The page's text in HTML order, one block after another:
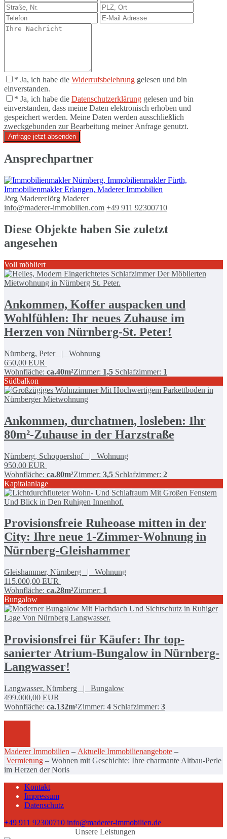
* Ja, ich habe die Widerrufsbelehrung gelesen und bin
einverstanden.
* Ja, ich habe die Datenschutzerklärung gelesen und bin
einverstanden, dass meine Daten elektronisch erhoben und
gespeichert werden. Meine Daten werden ausschließlich
zweckgebunden zur Bearbeitung meiner Anfrage genutzt.
Anfrage jetzt absenden
Ansprechpartner
Jörg MadererJörg Maderer
info@maderer-immobilien.com +49 911 92300710
Diese Objekte haben Sie zuletzt
angesehen
Voll möbliert
Ankommen, Koffer auspacken und
Wohlfühlen: Ihr neues Zuhause im
Herzen von Nürnberg-St. Peter!
Nürnberg, Peter | Wohnung
650,00 EUR
Wohnfläche: ca.40m²Zimmer: 1,5 Schlafzimmer: 1
Südbalkon
Ankommen, durchatmen, losleben: Ihr
80m²-Zuhause in der Harzstraße
Nürnberg, Schoppershof | Wohnung
950,00 EUR
Wohnfläche: ca.80m²Zimmer: 3,5 Schlafzimmer: 2
Kapitalanlage
Provisionsfreie Ruheoase mitten in der
City: Ihre neue 1-Zimmer-Wohnung in
Nürnberg-Gleishammer
Gleishammer, Nürnberg | Wohnung
115.000,00 EUR
Wohnfläche: ca.28m²Zimmer: 1
Bungalow
Provisionsfrei für Käufer: Ihr top-
sanierter Atrium-Bungalow in Nürnberg-
Langwasser!
Langwasser, Nürnberg | Bungalow
499.000,00 EUR
Wohnfläche: ca.132m²Zimmer: 4 Schlafzimmer: 3
Maderer Immobilien – Aktuelle Immobilienangebote –
Vermietung – Wohnen mit Geschichte: Ihre charmante Altbau-Perle
im Herzen der Noris
Kontakt
Impressum
Datenschutz
+49 911 92300710 info@maderer-immobilien.de
Unsere Leistungen